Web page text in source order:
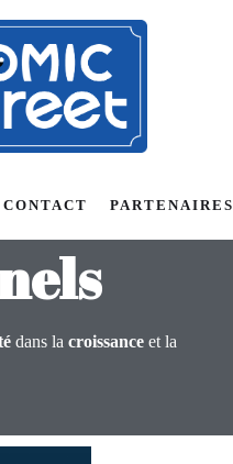
CONTACT PARTENAIRES
dans la croissance et la